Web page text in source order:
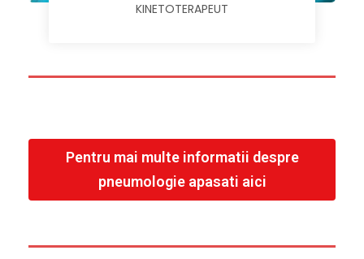
KINETOTERAPEUT
Pentru mai multe informatii despre
pneumologie apasati aici